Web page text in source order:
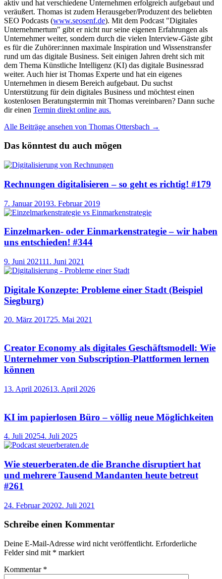
aktiv und hat verschiedene Unternehmen erfolgreich aufgebaut und
veräußert. Thomas ist zudem Herausgeber/Produzent des beliebten
SEO Podcasts (www.seosenf.de). Mit dem Podcast "Digitales
Unternehmertum" gibt er nicht nur seine eigenen Erfahrungen als
Unternehmer weiter, sondern durch die vielen Interview-Gäste gibt
es für die Zuhörer:innen maximale Inspiration und Wissenstransfer
rund um das digitale Business. Seit einigen Jahren dreht sich mit
dem Thema Künstliche Intelligenz (KI) das digitale Businessrad
weiter. Auch hier ist Thomas Experte und hat ein eigenes
Unternehmen in diesem Bereich aufgebaut. Du suchst
Unterstützung für dein digitales Business und möchtest einen
kostenlosen Beratungstermin mit Thomas vereinbaren? Dann suche
dir einen Termin direkt online aus.
Alle Beiträge ansehen von Thomas Ottersbach →
Das könntest du auch mögen
Rechnungen digitalisieren – so geht es richtig! #179
7. Januar 20193. Februar 2019
Einzelmarken- oder Einmarkenstrategie – wir haben
uns entschieden! #344
9. Juni 202111. Juni 2021
Digitale Konzepte: Probleme einer Stadt (Beispiel
Siegburg)
20. März 201725. Mai 2021
Creator Economy als digitales Geschäftsmodell: Wie
Unternehmer von Subscription-Plattformen lernen
können
13. April 202613. April 2026
KI im papierlosen Büro – völlig neue Möglichkeiten
4. Juli 20254. Juli 2025
Wie steuerberaten.de die Branche disruptiert hat
und mehrere Tausend Mandanten heute betreut
#261
24. Februar 20202. Juli 2021
Schreibe einen Kommentar
Deine E-Mail-Adresse wird nicht veröffentlicht. Erforderliche
Felder sind mit * markiert
Kommentar *